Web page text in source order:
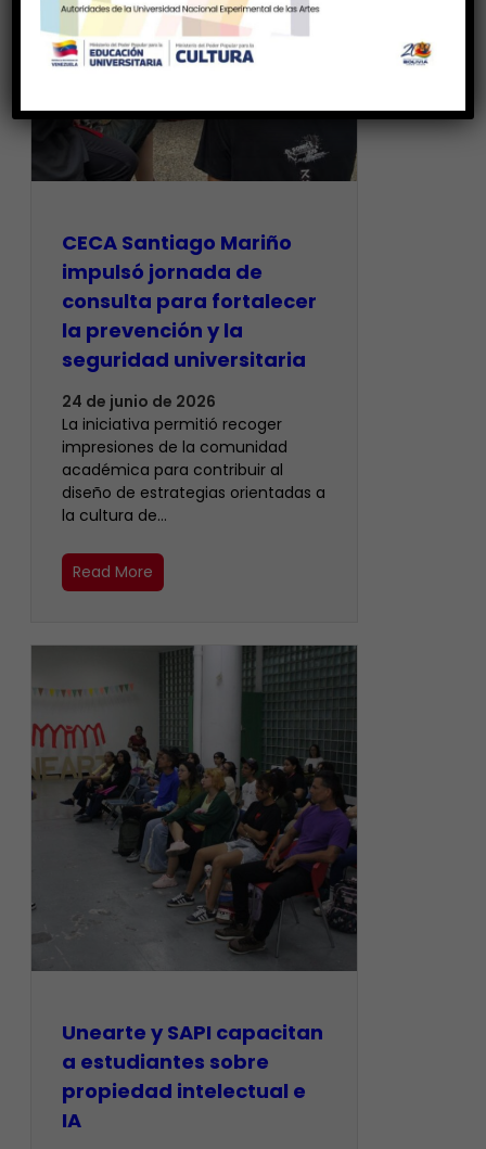
CECA Santiago Mariño
impulsó jornada de
consulta para fortalecer
la prevención y la
seguridad universitaria
24 de junio de 2026
La iniciativa permitió recoger
impresiones de la comunidad
académica para contribuir al
diseño de estrategias orientadas a
la cultura de…
Read More
Unearte y SAPI capacitan
a estudiantes sobre
propiedad intelectual e
IA